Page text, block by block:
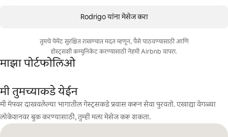
Rodrigo यांना मेसेज करा
तुमचे पेमेंट सुरक्षित राखण्यात मदत म्हणून, पैसे पाठवण्यासाठी आणि
होस्ट्सशी कम्युनिकेट करण्यासाठी नेहमी Airbnb वापरा.
माझा पोर्टफोलिओ
मी तुमच्याकडे येईन
मी मॅपवर दाखवलेल्या भागातील गेस्ट्सकडे प्रवास करून सेवा पुरवतो. एखाद्या वेगळ्या
लोकेशनवर बुक करण्यासाठी, तुम्ही मला मेसेज करू शकता.